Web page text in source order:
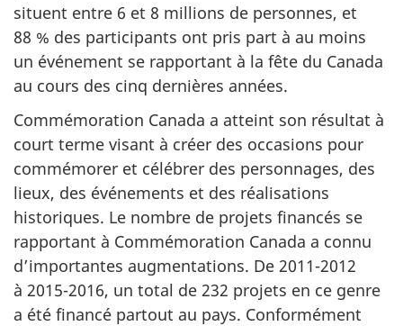
situent entre 6 et 8 millions de personnes, et
88 % des participants ont pris part à au moins
un événement se rapportant à la fête du Canada
au cours des cinq dernières années.
Commémoration Canada a atteint son résultat à
court terme visant à créer des occasions pour
commémorer et célébrer des personnages, des
lieux, des événements et des réalisations
historiques. Le nombre de projets financés se
rapportant à Commémoration Canada a connu
d’importantes augmentations. De 2011-2012
à 2015-2016, un total de 232 projets en ce genre
a été financé partout au pays. Conformément